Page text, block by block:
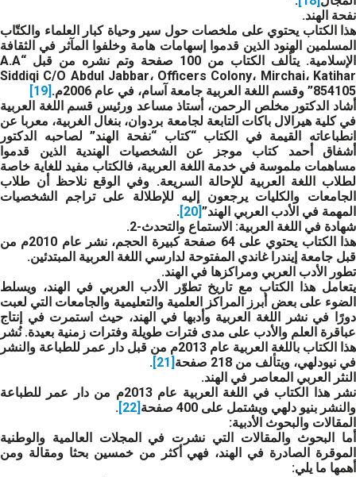
نفحة الهند.
هذا الكتاب يحتوي على ملخصات حول سير وحياة كبار العلماء والكتّاب
المسلمين الهنود الذين قدموا إسهامات هامة وخلفوا المآثر في الثقافة
الإسلامية. يتألف الكتاب من 100 صفحة وتم نشره من قبل “A.A
Siddiqi C/O Abdul Jabbar، Officers Colony، Mirchai، Katihar
854105” وقسم اللغة العربية جامعة آسام، في عام 2006م.
أشاد الدكتور مخلص الرحمن، أستاذ مساعد ورئيس قسم اللغة العربية
في كلية هيرالال باكات التابعة لجامعة بردوان، بنغال الغربية، معربا عن
انطباعاته القيمة في الكتاب “كتاب “نفحة الهند” لصاحبه الدكتور
أشفاق أحمد كتاب موجز عن الشخصيات الهندية الذين قدموا
مساهمات ملموسة في خدمة اللغة العربية، فالكتاب مفيد للغاية خاصة
لطلاب اللغة العربية للإحالة السريعة. وفي الوقع نلاحظ أن طلاب
الجامعات والكليات يرجعون إليه للإطلالة على تراجم الشخصيات
المهمة في الأدب العربي الهند”
.
شهادة في اللغة العربية: الاستماع والتحدث-2 .
هذا الكتاب يحتوي على 64 صفحة كبيرة الحجم، نشر عام 2010م من
قبل جامعة إيندرا غاندي المفتوحة لدارسي اللغة العربية المبتدئين.
تطور الأدب العربي ومراكزها في الهند.
يتعامل هذا الكتاب مع تاريخ تطوّر الأدب العربي في الهند، ويسلط
الضوء على بعض أبرز المراكز العلمية والتعليمية والجامعات التي لعبت
دورًا في نشر اللغة العربية وأدبها في الهند، حيث استمرت في إنتاج
عباقرة العلم والأدب على مدى فترات طويلة وفترات زمنية بعيدة. نُشر
هذا الكتاب باللغة العربية عام 2013م من قبل دار عمر للطباعة والنشر
في نيودلهي، ويتألف من 218 صفحة
.
النثر العربي المعاصر في الهند.
نشر هذا الكتاب في اللغة العربية عام 2013م من دار عمر للطباعة
والنشر بنيو دلهي ويشتمل على 400 صفحة
.
المقالات والبحوث الأدبية:
أما البحوث والمقالات التي نشرت في المجلات العالمية والوطنية
الموقرة الصادرة في الهند، فهي أكثر من خمسين بحثا ومقالة ومن
أهمها ما يلي: